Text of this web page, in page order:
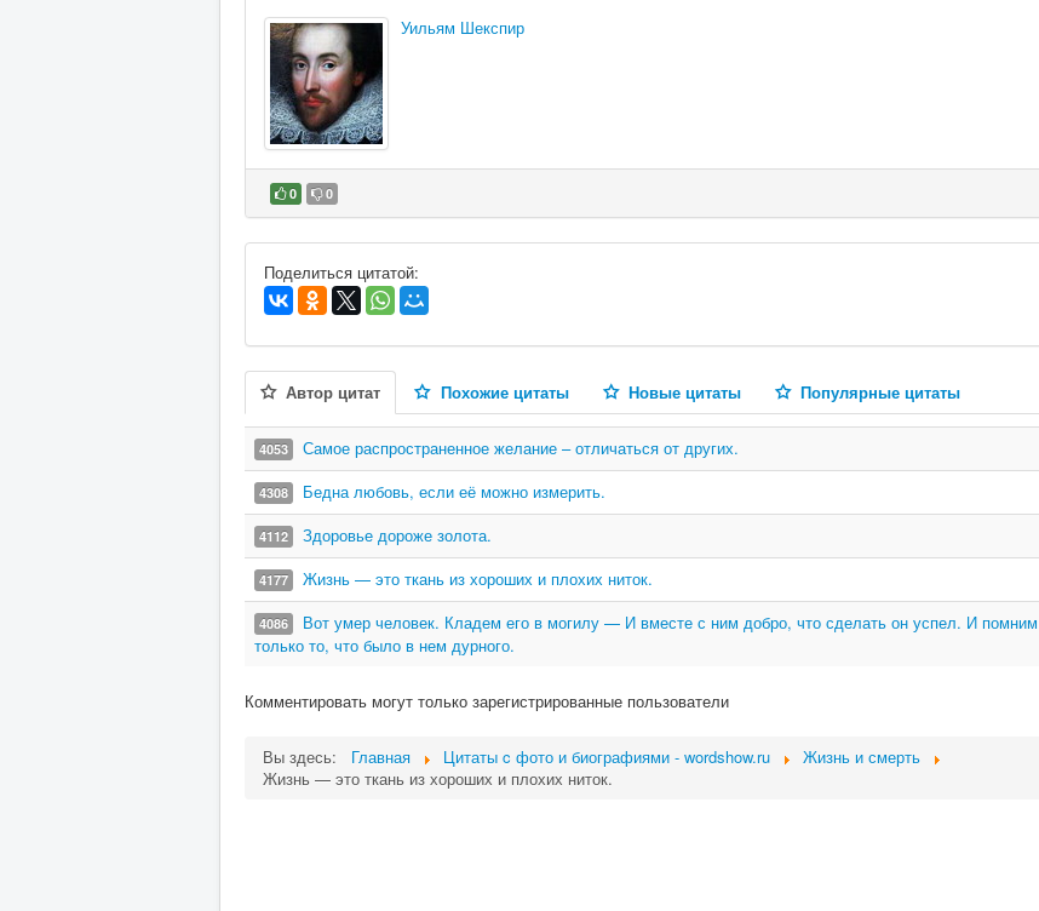
Уильям Шекспир
0 0
В избранное
Поделиться цитатой:
Автор цитат Похожие цитаты Новые цитаты Популярные цитаты
4053 Самое распространенное желание – отличаться от других.
4308 Бедна любовь, если её можно измерить.
4112 Здоровье дороже золота.
4177 Жизнь — это ткань из хороших и плохих ниток.
4086
Вот умер человек. Кладем его в могилу — И вместе с ним добро, что сделать он успел. И помним
только то, что было в нем дурного.
Комментировать могут только зарегистрированные пользователи
Вы здесь: Главная Цитаты c фото и биографиями - wordshow.ru
Жизнь и смерть
Жизнь — это ткань из хороших и плохих ниток.